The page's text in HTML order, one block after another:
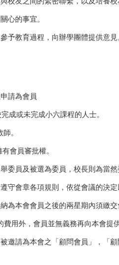
心的事宜。
予教育過程，向辦學團體提供意見
請為會員
成或未完成小六課程的人士。
。
會員審批權。
委員及被選為委員，校長則為當
守會章各項規則，依從會議的決
為本會會員之後的兩星期內須繳
費用外，會員並無義務再向本會提
邀請為本會之「顧問會員」，「